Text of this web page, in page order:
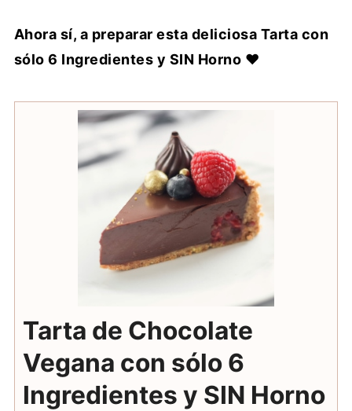
Ahora sí, a preparar esta deliciosa Tarta con
sólo 6 Ingredientes y SIN Horno ♥
Tarta de Chocolate
Vegana con sólo 6
Ingredientes y SIN Horno